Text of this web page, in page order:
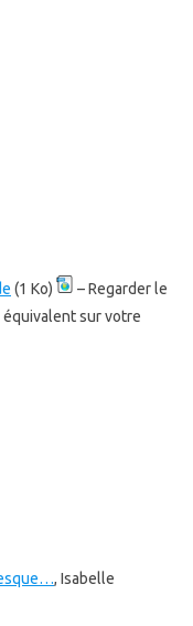
(1 Ko)
– Regarder le
équivalent sur votre
, Isabelle